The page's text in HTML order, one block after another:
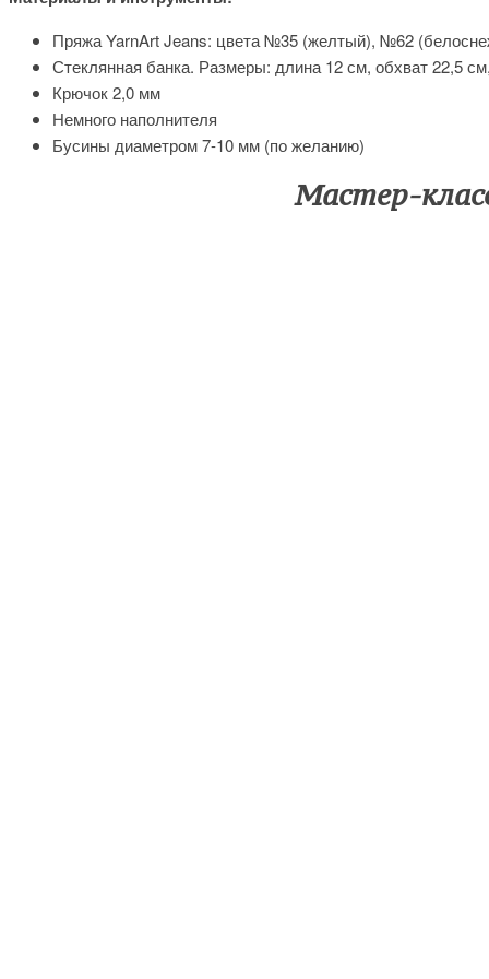
Пряжа YarnArt Jeans: цвета №35 (желтый), №62
Стеклянная банка. Размеры: длина 12 см, обхват 22,5
Крючок 2,0 мм
Немного наполнителя
Бусины диаметром 7-10 мм (по желанию)
Мастер-